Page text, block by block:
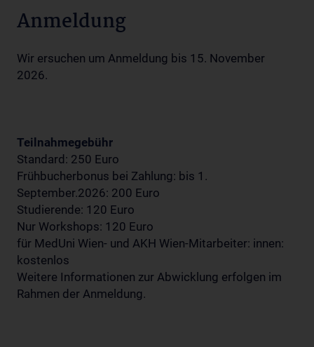
Anmeldung
Wir ersuchen um Anmeldung bis 15. November
2026.
Teilnahmegebühr
Standard: 250 Euro
Frühbucherbonus bei Zahlung: bis 1.
September.2026: 200 Euro
Studierende: 120 Euro
Nur Workshops: 120 Euro
für MedUni Wien- und AKH Wien-Mitarbeiter: innen:
kostenlos
Weitere Informationen zur Abwicklung erfolgen im
Rahmen der Anmeldung.